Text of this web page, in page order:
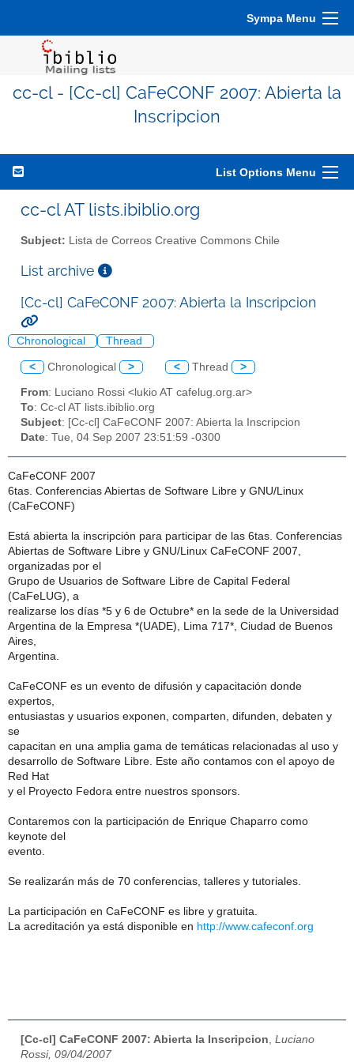
Sympa Menu
cc-cl - [Cc-cl] CaFeCONF 2007: Abierta la
Inscripcion
List Options Menu
cc-cl AT lists.ibiblio.org
Subject: Lista de Correos Creative Commons Chile
List archive
[Cc-cl] CaFeCONF 2007: Abierta la Inscripcion
Chronological Thread
< Chronological > < Thread >
From: Luciano Rossi <lukio AT cafelug.org.ar>
To: Cc-cl AT lists.ibiblio.org
Subject: [Cc-cl] CaFeCONF 2007: Abierta la Inscripcion
Date: Tue, 04 Sep 2007 23:51:59 -0300
CaFeCONF 2007
6tas. Conferencias Abiertas de Software Libre y GNU/Linux
(CaFeCONF)
Está abierta la inscripción para participar de las 6tas. Conferencias
Abiertas de Software Libre y GNU/Linux CaFeCONF 2007,
organizadas por el
Grupo de Usuarios de Software Libre de Capital Federal
(CaFeLUG), a
realizarse los días *5 y 6 de Octubre* en la sede de la Universidad
Argentina de la Empresa *(UADE), Lima 717*, Ciudad de Buenos
Aires,
Argentina.
CaFeCONF es un evento de difusión y capacitación donde
expertos,
entusiastas y usuarios exponen, comparten, difunden, debaten y
se
capacitan en una amplia gama de temáticas relacionadas al uso y
desarrollo de Software Libre. Este año contamos con el apoyo de
Red Hat
y el Proyecto Fedora entre nuestros sponsors.
Contaremos con la participación de Enrique Chaparro como
keynote del
evento.
Se realizarán más de 70 conferencias, talleres y tutoriales.
La participación en CaFeCONF es libre y gratuita.
La acreditación ya está disponible en http://www.cafeconf.org
[Cc-cl] CaFeCONF 2007: Abierta la Inscripcion Luciano
Rossi, 09/04/2007